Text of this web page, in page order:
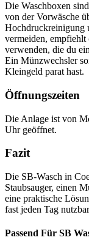
Die Waschboxen
von der Vorwäsche
Hochdruckreinigung
vermeiden, empfiehlt
verwenden, die du
Ein Münzwechsler
Kleingeld parat hast.
Öffnungszeiten
Die Anlage ist von
Uhr geöffnet.
Fazit
Die SB-Wasch in
Staubsauger, einen
eine praktische
fast jeden Tag
Passend Für SB